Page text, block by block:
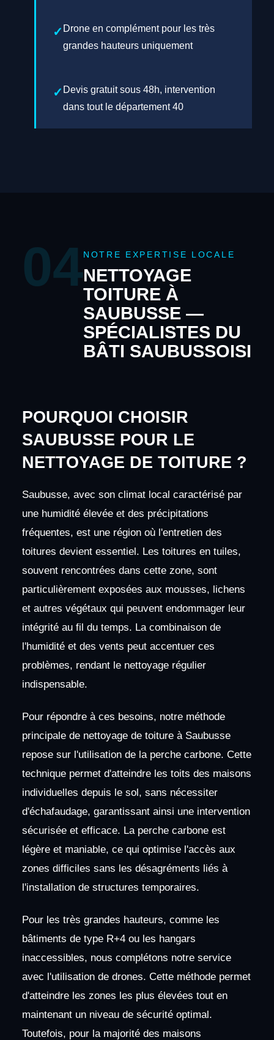
Drone en complément pour les très
grandes hauteurs uniquement
Devis gratuit sous 48h, intervention
dans tout le département 40
04 NOTRE EXPERTISE LOCALE
NETTOYAGE
TOITURE À
SAUBUSSE —
SPÉCIALISTES DU
BÂTI SAUBUSSOISI
POURQUOI CHOISIR
SAUBUSSE POUR LE
NETTOYAGE DE TOITURE ?
Saubusse, avec son climat local caractérisé par
une humidité élevée et des précipitations
fréquentes, est une région où l'entretien des
toitures devient essentiel. Les toitures en tuiles,
souvent rencontrées dans cette zone, sont
particulièrement exposées aux mousses, lichens
et autres végétaux qui peuvent endommager leur
intégrité au fil du temps. La combinaison de
l'humidité et des vents peut accentuer ces
problèmes, rendant le nettoyage régulier
indispensable.
Pour répondre à ces besoins, notre méthode
principale de nettoyage de toiture à Saubusse
repose sur l'utilisation de la perche carbone. Cette
technique permet d'atteindre les toits des maisons
individuelles depuis le sol, sans nécessiter
d'échafaudage, garantissant ainsi une intervention
sécurisée et efficace. La perche carbone est
légère et maniable, ce qui optimise l'accès aux
zones difficiles sans les désagréments liés à
l'installation de structures temporaires.
Pour les très grandes hauteurs, comme les
bâtiments de type R+4 ou les hangars
inaccessibles, nous complétons notre service
avec l'utilisation de drones. Cette méthode permet
d'atteindre les zones les plus élevées tout en
maintenant un niveau de sécurité optimal.
Toutefois, pour la majorité des maisons